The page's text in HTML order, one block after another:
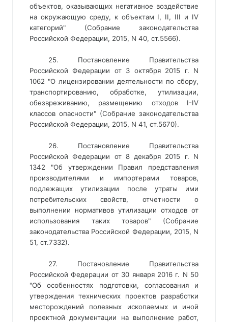
объектов, оказывающих негативное воздействие
на окружающую среду, к объектам I, II, III и IV
категорий" (Собрание законодательства
Российской Федерации, 2015, N 40, ст.5566).
25. Постановление Правительства
Российской Федерации от 3 октября 2015 г. N
1062 "О лицензировании деятельности по сбору,
транспортированию, обработке, утилизации,
обезвреживанию, размещению отходов I-IV
классов опасности" (Собрание законодательства
Российской Федерации, 2015, N 41, ст.5670).
26. Постановление Правительства
Российской Федерации от 8 декабря 2015 г. N
1342 "Об утверждении Правил представления
производителями и импортерами товаров,
подлежащих утилизации после утраты ими
потребительских свойств, отчетности о
выполнении нормативов утилизации отходов от
использования таких товаров" (Собрание
законодательства Российской Федерации, 2015, N
51, ст.7332).
27. Постановление Правительства
Российской Федерации от 30 января 2016 г. N 50
"Об особенностях подготовки, согласования и
утверждения технических проектов разработки
месторождений полезных ископаемых и иной
проектной документации на выполнение работ,